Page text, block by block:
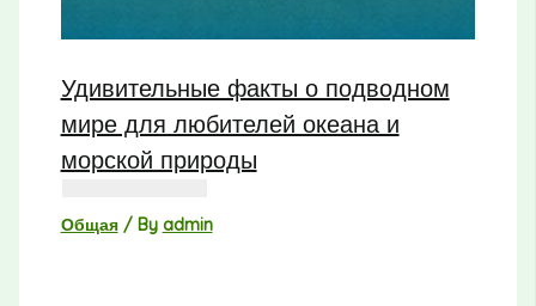
Удивительные факты о подводном
мире для любителей океана и
морской природы
Общая/ By admin